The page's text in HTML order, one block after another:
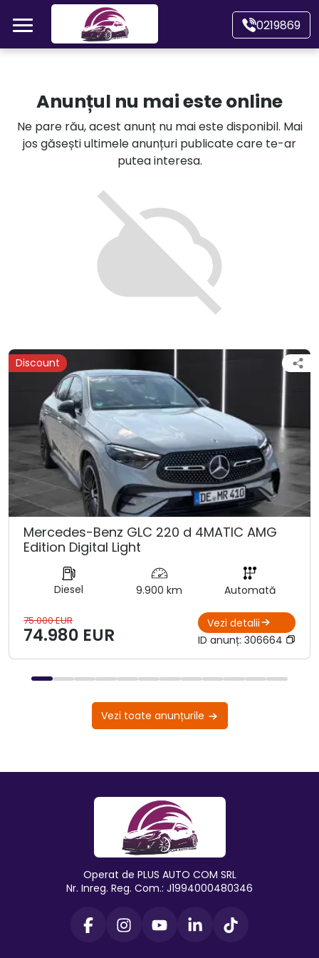
Mergi direct la conținutul principal
0219869
Autoturisme
Motociclete
Autoutilitare
Alte tipuri vehicule
Anunțul nu mai este online
Ne pare rău, acest anunț nu mai este disponibil. Mai
jos găsești ultimele anunțuri publicate care te-ar
putea interesa.
Discount
Mercedes-Benz GLC 220 d 4MATIC AMG
Edition Digital Light
Diesel 9.900 km Automată
75.000 EUR
74.980 EUR
Vezi detalii
ID anunț: 306664
Vezi toate anunțurile
Operat de PLUS AUTO COM SRL
Nr. Inreg. Reg. Com.: J1994000480346